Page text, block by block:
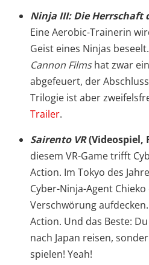
Ninja III: Die Herrschaft
Eine Aerobic-Trainerin
Geist eines Ninjas
Cannon Filmshat zwar
abgefeuert, der
Trilogie ist aber
Trailer.
Sairento VR(Videospiel,
diesem VR-Game trifft
Action. Im Tokyo des
Cyber-Ninja-Agent
Verschwörung
Action. Und das Beste:
nach Japan reisen,
spielen! Yeah!